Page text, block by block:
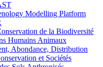
Modelling Platform
de la Biodiversité
Humains Animaux
Abondance, Distribution
et Sociétés